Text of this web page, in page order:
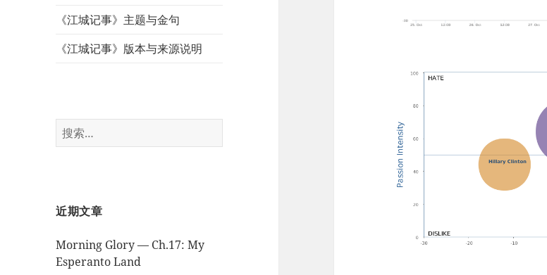
《江城记事》主题与金句
《江城记事》版本与来源说明
搜
索：
近期文章
Morning Glory — Ch.17: My
Esperanto Land